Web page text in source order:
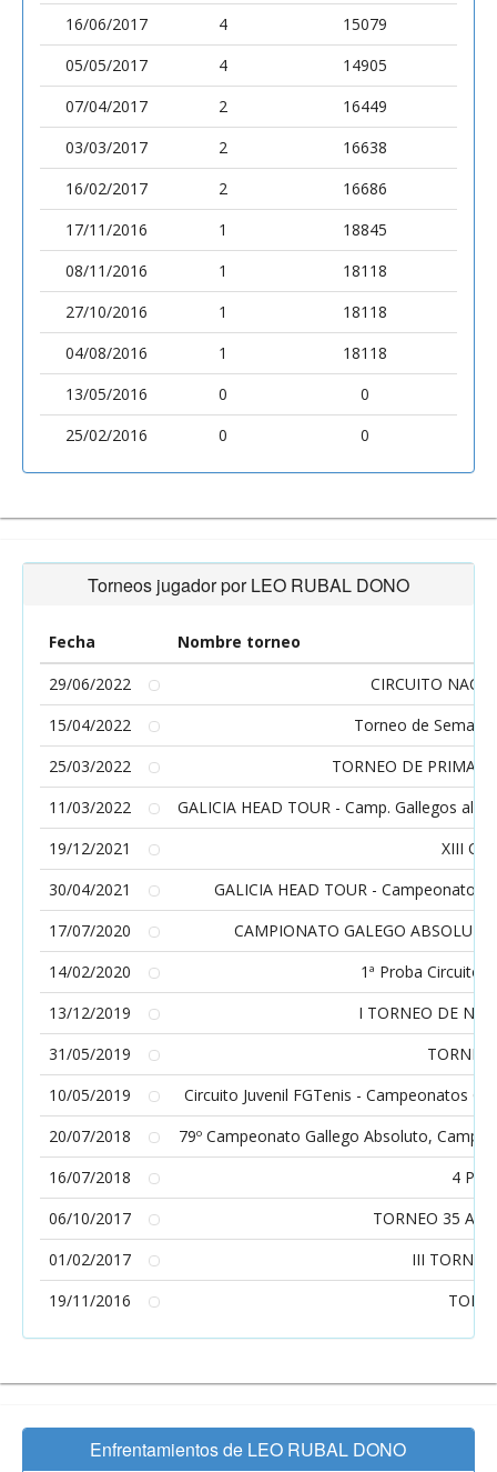
16/06/2017
4
15079
05/05/2017
4
14905
07/04/2017
2
16449
03/03/2017
2
16638
16/02/2017
2
16686
17/11/2016
1
18845
08/11/2016
1
18118
27/10/2016
1
18118
04/08/2016
1
18118
13/05/2016
0
0
25/02/2016
0 0
Torneos jugador por LEO RUBAL DONO
Fecha
Nombre torneo
29/06/2022
CIRCUITO
15/04/2022
Torneo de
25/03/2022
TORNEO DE
11/03/2022
GALICIA HEAD TOUR - Camp. Gallegos
19/12/2021
XIII
30/04/2021
GALICIA HEAD TOUR - Campeonatos
17/07/2020
CAMPIONATO GALEGO
14/02/2020
1ª Proba Circuito
13/12/2019
I TORNEO DE
31/05/2019
10/05/2019
Circuito Juvenil FGTenis - Campeonatos
20/07/2018
79º Campeonato Gallego Absoluto,
16/07/2018
4
06/10/2017
TORNEO 35
01/02/2017
III
19/11/2016
Enfrentamientos de LEO RUBAL DONO